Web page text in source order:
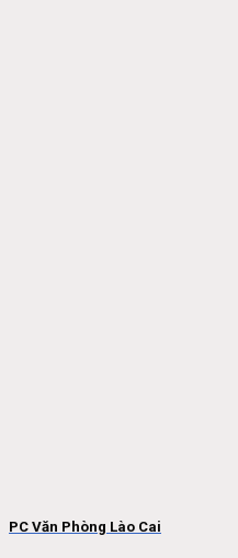
PC Văn Phòng Lào Cai